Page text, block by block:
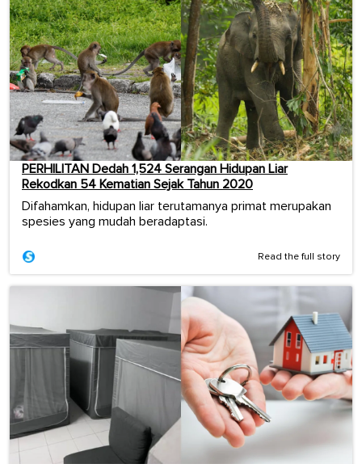
PERHILITAN Dedah 1,524 Serangan Hidupan Liar
Rekodkan 54 Kematian Sejak Tahun 2020
Difahamkan, hidupan liar terutamanya primat merupakan
spesies yang mudah beradaptasi.
Read the full story